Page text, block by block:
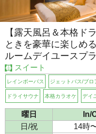
【露天風呂＆本格ド
ときを豪華に楽しめ
ルームデイユースプ
スイート
レインボーバス ジェットバス/ブロ
ドライサウナ 本格カラオケ デイ
曜日 In/
日/祝
14時